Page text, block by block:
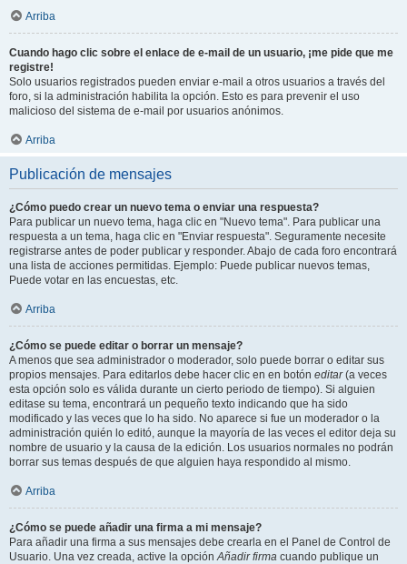
Arriba
Cuando hago clic sobre el enlace de e-mail de un usuario, ¡me pide que me
registre!
Solo usuarios registrados pueden enviar e-mail a otros usuarios a través del
foro, si la administración habilita la opción. Esto es para prevenir el uso
malicioso del sistema de e-mail por usuarios anónimos.
Arriba
Publicación de mensajes
¿Cómo puedo crear un nuevo tema o enviar una respuesta?
Para publicar un nuevo tema, haga clic en "Nuevo tema". Para publicar una
respuesta a un tema, haga clic en "Enviar respuesta". Seguramente necesite
registrarse antes de poder publicar y responder. Abajo de cada foro encontrará
una lista de acciones permitidas. Ejemplo: Puede publicar nuevos temas,
Puede votar en las encuestas, etc.
Arriba
¿Cómo se puede editar o borrar un mensaje?
A menos que sea administrador o moderador, solo puede borrar o editar sus
propios mensajes. Para editarlos debe hacer clic en en botón editar(a veces
esta opción solo es válida durante un cierto periodo de tiempo). Si alguien
editase su tema, encontrará un pequeño texto indicando que ha sido
modificado y las veces que lo ha sido. No aparece si fue un moderador o la
administración quién lo editó, aunque la mayoría de las veces el editor deja su
nombre de usuario y la causa de la edición. Los usuarios normales no podrán
borrar sus temas después de que alguien haya respondido al mismo.
Arriba
¿Cómo se puede añadir una firma a mi mensaje?
Para añadir una firma a sus mensajes debe crearla en el Panel de Control de
Usuario. Una vez creada, active la opciónAñadir firma cuando publique un